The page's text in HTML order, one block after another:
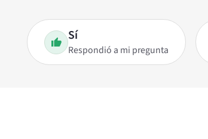
Sí
Respondió a mi pregunta